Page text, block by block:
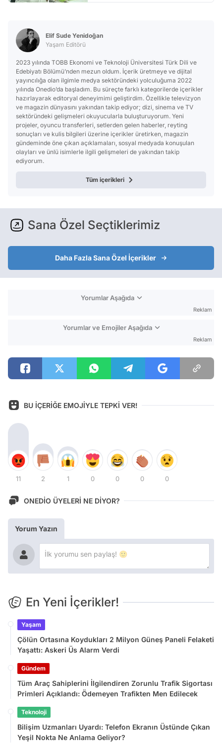
Elif Sude Yenidoğan
Yaşam Editörü
2023 yılında TOBB Ekonomi ve Teknoloji Üniversitesi Türk Dili ve
Edebiyatı Bölümü’nden mezun oldum. İçerik üretmeye ve dijital
yayıncılığa olan ilgimle medya sektöründeki yolculuğuma 2022
yılında Onedio’da başladım. Bu süreçte farklı kategorilerde içerikler
hazırlayarak editoryal deneyimimi geliştirdim. Özellikle televizyon
ve magazin dünyasını yakından takip ediyor; dizi, sinema ve TV
sektöründeki gelişmeleri okuyucularla buluşturuyorum. Yeni
projeler, oyuncu transferleri, setlerden gelen haberler, reyting
sonuçları ve kulis bilgileri üzerine içerikler üretirken, magazin
gündeminde öne çıkan açıklamaları, sosyal medyada konuşulan
olayları ve ünlü isimlerle ilgili gelişmeleri de yakından takip
ediyorum.
Tüm içerikleri
Sana Özel Seçtiklerimiz
Daha Fazla Sana Özel İçerikler
Yorumlar Aşağıda
Reklam
Yorumlar ve Emojiler Aşağıda
Reklam
BU İÇERİĞE EMOJİYLE TEPKİ VER!
11 2 1 0 0 0 0
ONEDİO ÜYELERİ NE DİYOR?
Yorum Yazın
En Yeni İçerikler!
Yaşam
Çölün Ortasına Koydukları 2 Milyon Güneş Paneli Felaketi
Yaşattı: Askeri Üs Alarm Verdi
Gündem
Tüm Araç Sahiplerini İlgilendiren Zorunlu Trafik Sigortası
Primleri Açıklandı: Ödemeyen Trafikten Men Edilecek
Teknoloji
Bilişim Uzmanları Uyardı: Telefon Ekranın Üstünde Çıkan
Yeşil Nokta Ne Anlama Geliyor?